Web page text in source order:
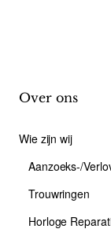
Over ons
Wie zijn wij
Trouwringen
Horloge